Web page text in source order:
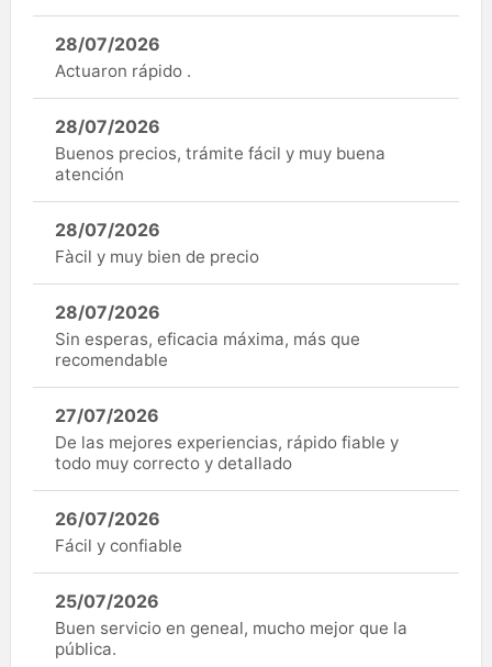
28/07/2026
Actuaron rápido .
28/07/2026
Buenos precios, trámite fácil y muy buena
atención
28/07/2026
Fàcil y muy bien de precio
28/07/2026
Sin esperas, eficacia máxima, más que
recomendable
27/07/2026
De las mejores experiencias, rápido fiable y
todo muy correcto y detallado
26/07/2026
Fácil y confiable
25/07/2026
Buen servicio en geneal, mucho mejor que la
pública.